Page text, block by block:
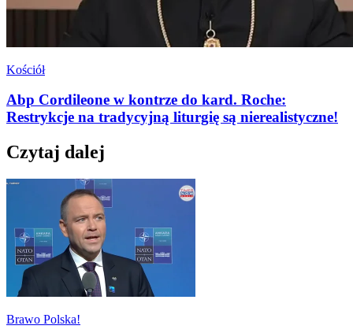
Kościół
Abp Cordileone w kontrze do kard. Roche:
Restrykcje na tradycyjną liturgię są nierealistyczne!
Czytaj dalej
Brawo Polska!